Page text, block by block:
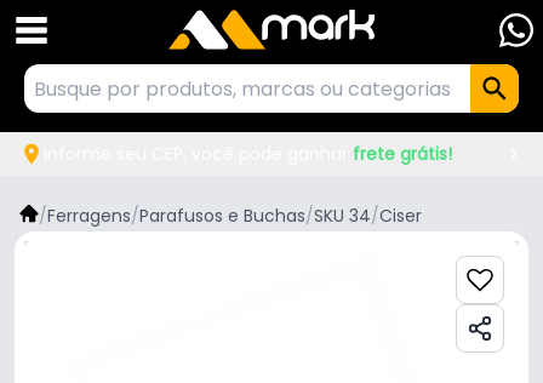
frete grátis!
/Ferragens/Parafusos e Buchas/SKU 34/Ciser